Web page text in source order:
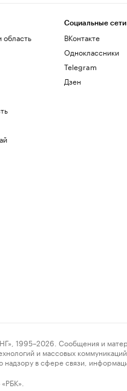
область
Социальные сети
ВКонтакте
Одноклассники
Telegram
Дзен
Сообщения и
и массовых
в сфере связи,